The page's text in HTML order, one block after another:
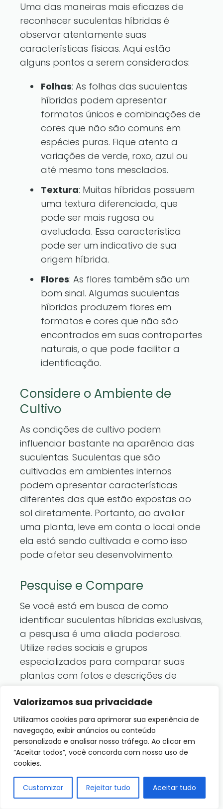
Valorizamos sua privacidade
Utilizamos cookies para aprimorar sua experiência de
navegação, exibir anúncios ou conteúdo
personalizado e analisar nosso tráfego. Ao clicar em
“Aceitar todos”, você concorda com nosso uso de
cookies.
Customizar Rejeitar tudo Aceitar tudo
Uma das maneiras mais eficazes de
reconhecer suculentas híbridas é
observar atentamente suas
características físicas. Aqui estão
alguns pontos a serem considerados:
Folhas: As folhas das suculentas
híbridas podem apresentar
formatos únicos e combinações de
cores que não são comuns em
espécies puras. Fique atento a
variações de verde, roxo, azul ou
até mesmo tons mesclados.
Textura: Muitas híbridas possuem
uma textura diferenciada, que
pode ser mais rugosa ou
aveludada. Essa característica
pode ser um indicativo de sua
origem híbrida.
Flores: As flores também são um
bom sinal. Algumas suculentas
híbridas produzem flores em
formatos e cores que não são
encontrados em suas contrapartes
naturais, o que pode facilitar a
identificação.
Considere o Ambiente de
Cultivo
As condições de cultivo podem
influenciar bastante na aparência das
suculentas. Suculentas que são
cultivadas em ambientes internos
podem apresentar características
diferentes das que estão expostas ao
sol diretamente. Portanto, ao avaliar
uma planta, leve em conta o local onde
ela está sendo cultivada e como isso
pode afetar seu desenvolvimento.
Pesquise e Compare
Se você está em busca de como
identificar suculentas híbridas exclusivas,
a pesquisa é uma aliada poderosa.
Utilize redes sociais e grupos
especializados para comparar suas
plantas com fotos e descrições de
na identificação, mas também
ampliará seu conhecimento sobre as
variedades disponíveis.
Utilize Recursos Visuais
Outra dica valiosa é utilizar recursos
visuais, como aplicativos de